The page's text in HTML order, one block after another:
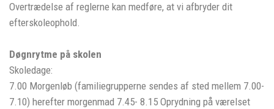
Overtrædelse af reglerne kan medføre, at vi afbryder dit
efterskoleophold.
Døgnrytme på skolen
Skoledage:
7.00 Morgenløb (familiegrupperne sendes af sted mellem 7.00-
7.10) herefter morgenmad 7.45- 8.15 Oprydning på værelset